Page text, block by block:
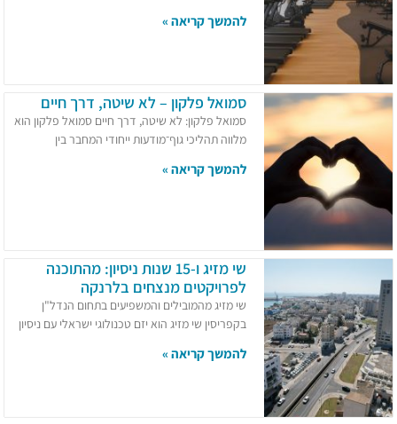
להמשך קריאה »
סמואל פלקון – לא שיטה, דרך חיים
סמואל פלקון: לא שיטה, דרך חיים סמואל פלקון הוא
מלווה תהליכי גוף־מודעות ייחודי המחבר בין
להמשך קריאה »
שי מזיג ו-15 שנות ניסיון: מהתוכנה
לפרויקטים מנצחים בלרנקה
שי מזיג מהמובילים והמשפיעים בתחום הנדל"ן
בקפריסין שי מזיג הוא יזם טכנולוגי ישראלי עם ניסיון
להמשך קריאה »